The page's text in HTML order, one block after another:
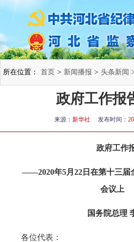
所在位置： 首页 > 新闻播报 > 头条新闻
政府工作报
来源： 新华社 发布时间：
政府工作
——2020年5月22日在第十三届
会议上
国务院总理
各位代表：